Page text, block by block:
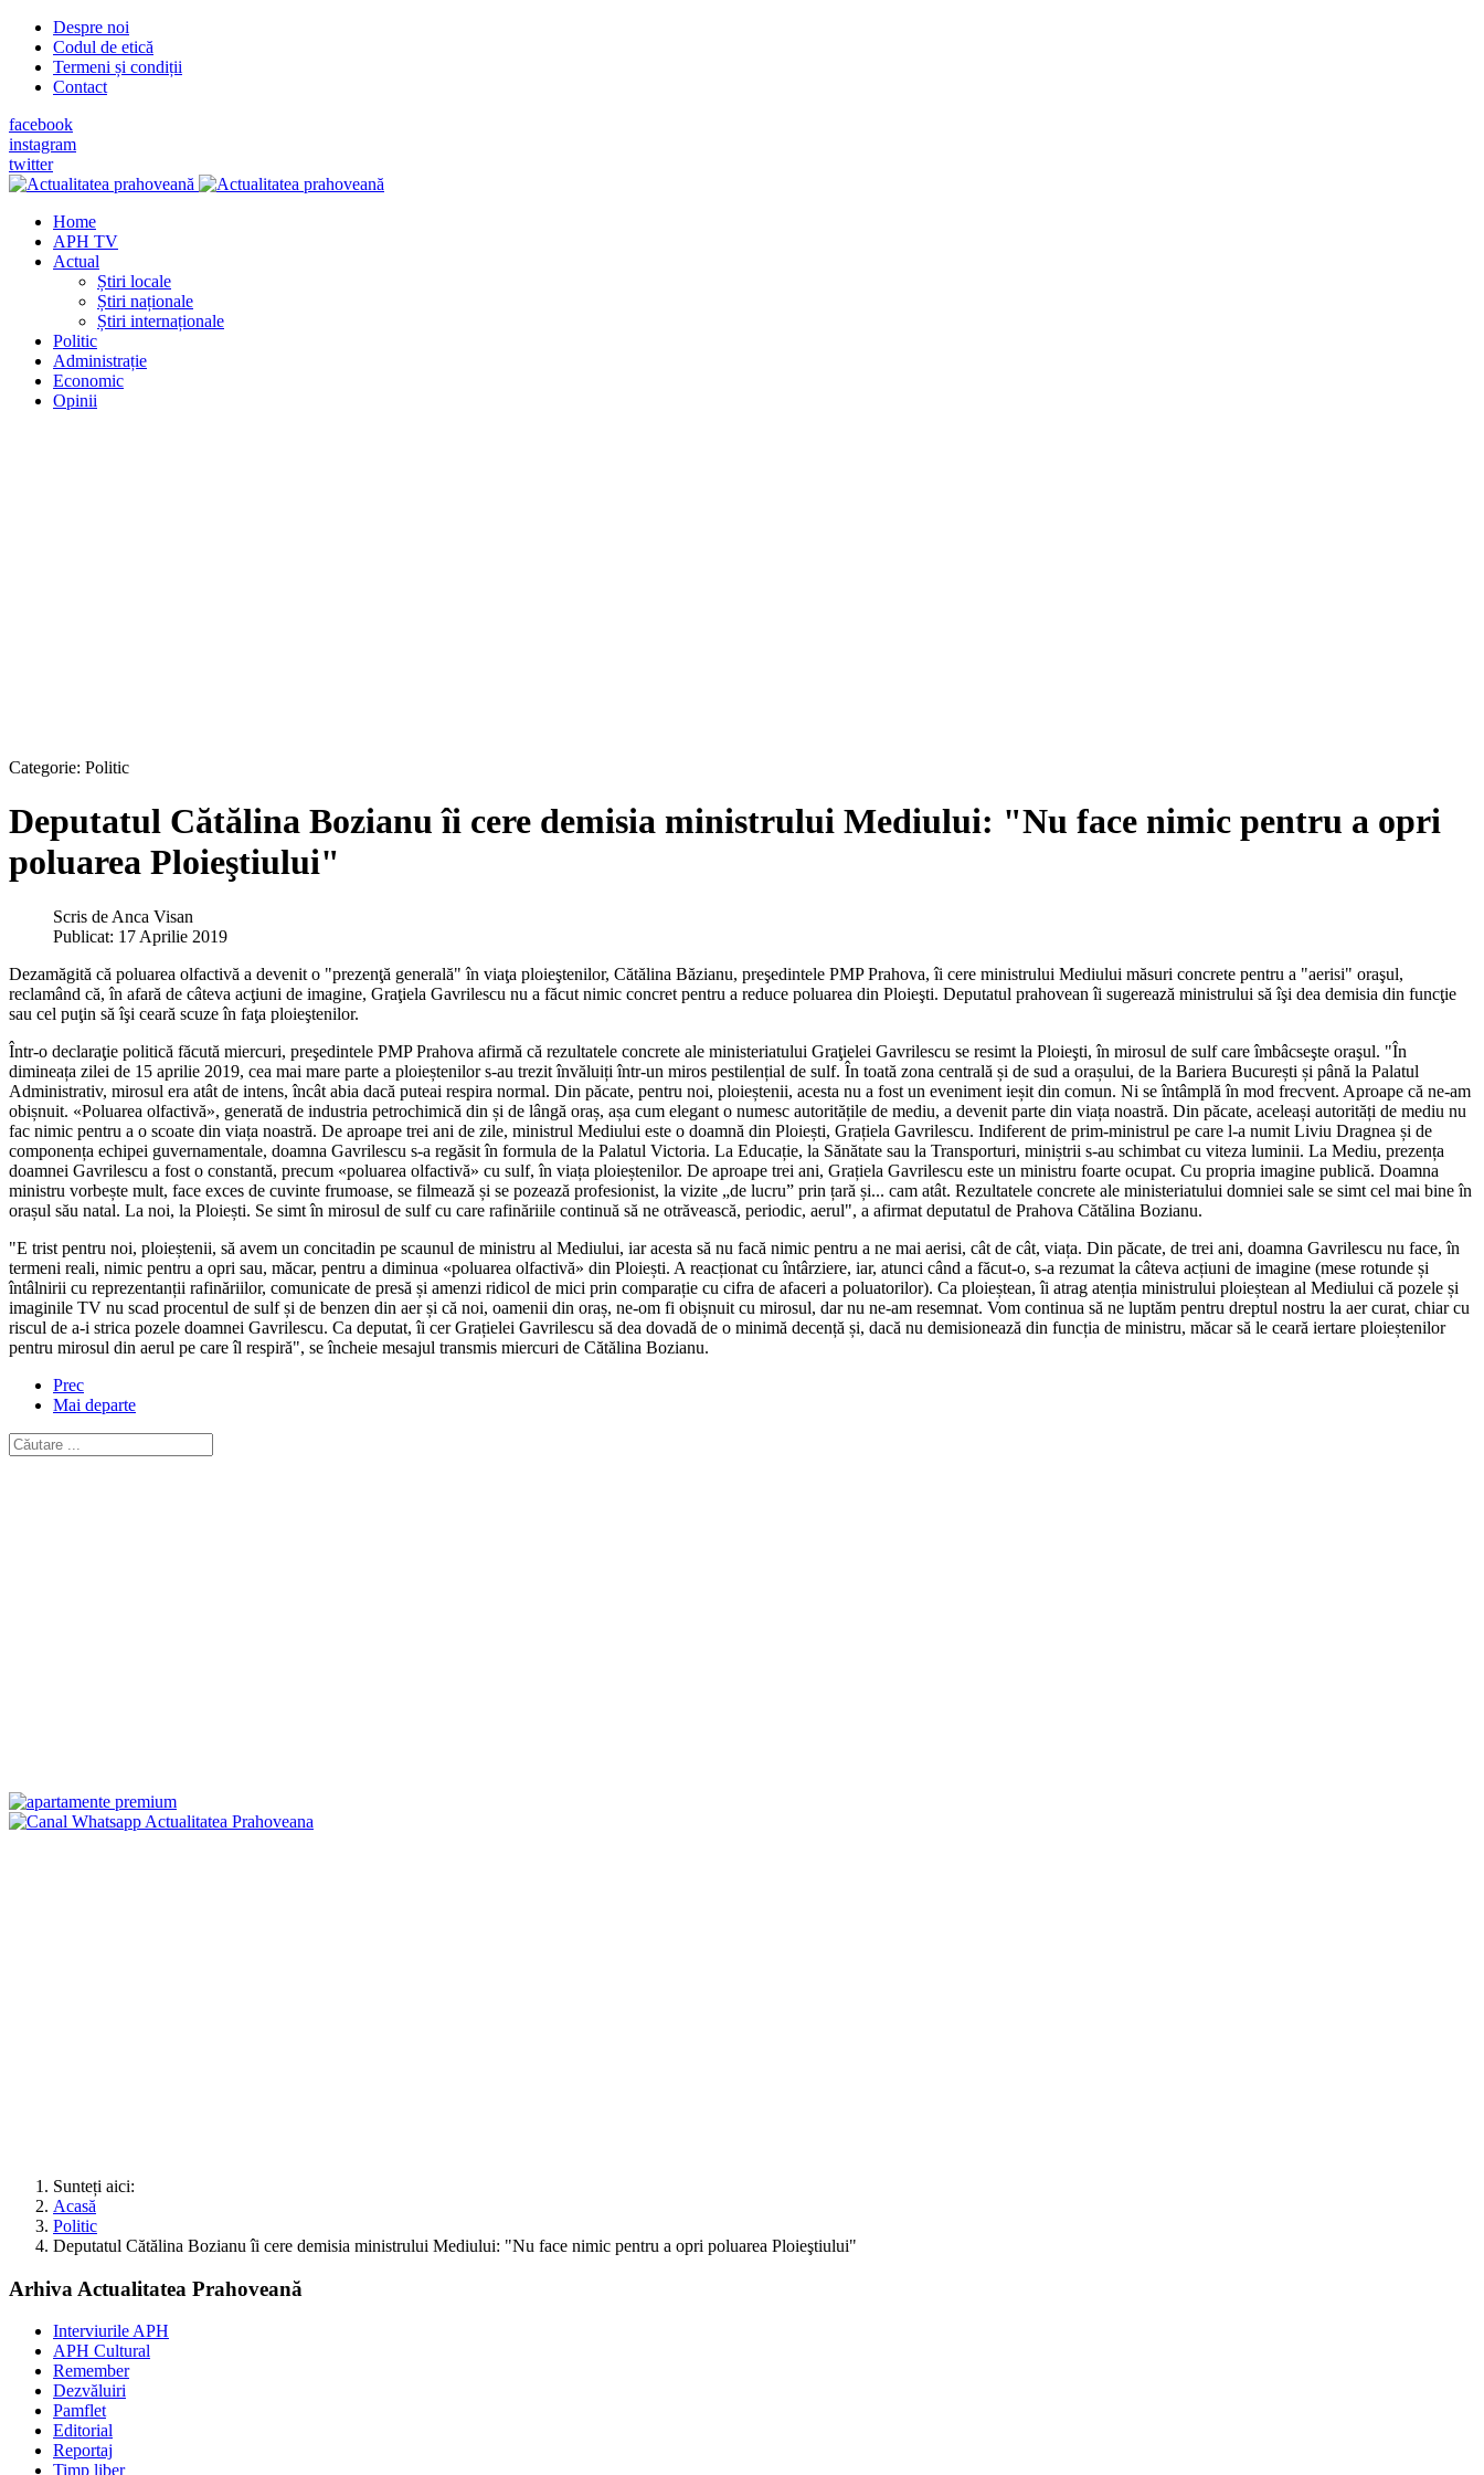
Despre noi
Codul de etică
Termeni și condiții
Contact
facebook
instagram
twitter
Home
APH TV
Actual
Știri locale
Știri naționale
Știri internaționale
Politic
Administrație
Economic
Opinii
Categorie: Politic
Deputatul Cătălina Bozianu îi cere demisia ministrului Mediului: "Nu face nimic pentru a opri
poluarea Ploieştiului"
Scris de Anca Visan
Publicat: 17 Aprilie 2019
Dezamăgită că poluarea olfactivă a devenit o "prezenţă generală" în viaţa ploieştenilor, Cătălina Băzianu, preşedintele PMP Prahova, îi cere ministrului Mediului măsuri concrete pentru a "aerisi" oraşul,
reclamând că, în afară de câteva acţiuni de imagine, Graţiela Gavrilescu nu a făcut nimic concret pentru a reduce poluarea din Ploieşti. Deputatul prahovean îi sugerează ministrului să îşi dea demisia din funcţie
sau cel puţin să îşi ceară scuze în faţa ploieştenilor.
Într-o declaraţie politică făcută miercuri, preşedintele PMP Prahova afirmă că rezultatele concrete ale ministeriatului Graţielei Gavrilescu se resimt la Ploieşti, în mirosul de sulf care îmbâcseşte oraşul. "În
dimineața zilei de 15 aprilie 2019, cea mai mare parte a ploieștenilor s-au trezit învăluiți într-un miros pestilențial de sulf. În toată zona centrală și de sud a orașului, de la Bariera București și până la Palatul
Administrativ, mirosul era atât de intens, încât abia dacă puteai respira normal. Din păcate, pentru noi, ploieștenii, acesta nu a fost un eveniment ieșit din comun. Ni se întâmplă în mod frecvent. Aproape că ne-am
obișnuit. «Poluarea olfactivă», generată de industria petrochimică din și de lângă oraș, așa cum elegant o numesc autoritățile de mediu, a devenit parte din viața noastră. Din păcate, aceleași autorități de mediu nu
fac nimic pentru a o scoate din viața noastră. De aproape trei ani de zile, ministrul Mediului este o doamnă din Ploiești, Grațiela Gavrilescu. Indiferent de prim-ministrul pe care l-a numit Liviu Dragnea și de
componența echipei guvernamentale, doamna Gavrilescu s-a regăsit în formula de la Palatul Victoria. La Educație, la Sănătate sau la Transporturi, miniștrii s-au schimbat cu viteza luminii. La Mediu, prezența
doamnei Gavrilescu a fost o constantă, precum «poluarea olfactivă» cu sulf, în viața ploieștenilor. De aproape trei ani, Grațiela Gavrilescu este un ministru foarte ocupat. Cu propria imagine publică. Doamna
ministru vorbește mult, face exces de cuvinte frumoase, se filmează și se pozează profesionist, la vizite „de lucru” prin țară și... cam atât. Rezultatele concrete ale ministeriatului domniei sale se simt cel mai bine în
orașul său natal. La noi, la Ploiești. Se simt în mirosul de sulf cu care rafinăriile continuă să ne otrăvească, periodic, aerul", a afirmat deputatul de Prahova Cătălina Bozianu.
"E trist pentru noi, ploieștenii, să avem un concitadin pe scaunul de ministru al Mediului, iar acesta să nu facă nimic pentru a ne mai aerisi, cât de cât, viața. Din păcate, de trei ani, doamna Gavrilescu nu face, în
termeni reali, nimic pentru a opri sau, măcar, pentru a diminua «poluarea olfactivă» din Ploiești. A reacționat cu întârziere, iar, atunci când a făcut-o, s-a rezumat la câteva acțiuni de imagine (mese rotunde și
întâlnirii cu reprezentanții rafinăriilor, comunicate de presă și amenzi ridicol de mici prin comparație cu cifra de afaceri a poluatorilor). Ca ploieștean, îi atrag atenția ministrului ploieștean al Mediului că pozele și
imaginile TV nu scad procentul de sulf și de benzen din aer și că noi, oamenii din oraș, ne-om fi obișnuit cu mirosul, dar nu ne-am resemnat. Vom continua să ne luptăm pentru dreptul nostru la aer curat, chiar cu
riscul de a-i strica pozele doamnei Gavrilescu. Ca deputat, îi cer Grațielei Gavrilescu să dea dovadă de o minimă decență și, dacă nu demisionează din funcția de ministru, măcar să le ceară iertare ploieștenilor
pentru mirosul din aerul pe care îl respiră", se încheie mesajul transmis miercuri de Cătălina Bozianu.
Prec
Mai departe
Sunteți aici:
Acasă
Politic
Deputatul Cătălina Bozianu îi cere demisia ministrului Mediului: "Nu face nimic pentru a opri poluarea Ploieştiului"
Arhiva Actualitatea Prahoveană
Interviurile APH
APH Cultural
Remember
Dezvăluiri
Pamflet
Editorial
Reportaj
Timp liber